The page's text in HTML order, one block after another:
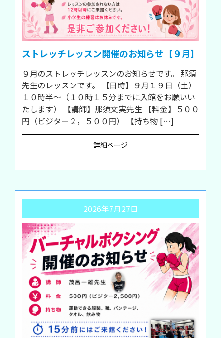
ストレッチレッスン開催のお知らせ【９月】
９月のストレッチレッスンのお知らせです。 那須
先生のレッスンです。 【日時】９月１９日（土）
１０時半～（１０時１５分までに入館をお願いい
たします） 【講師】那須文実先生 【料金】５００
円（ビジター２，５００円） 【持ち物 […]
詳細ページ
2026年7月27日